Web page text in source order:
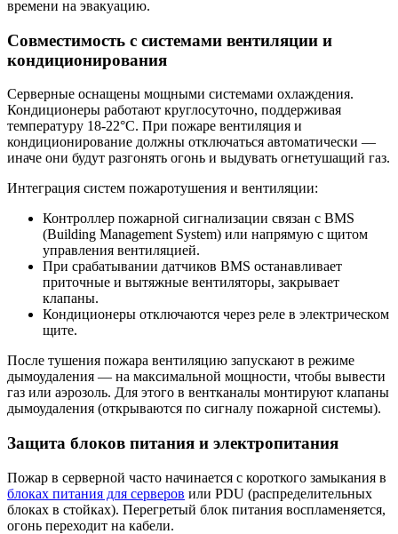
времени на эвакуацию.
Совместимость с системами вентиляции и
кондиционирования
Серверные оснащены мощными системами охлаждения.
Кондиционеры работают круглосуточно, поддерживая
температуру 18-22°C. При пожаре вентиляция и
кондиционирование должны отключаться автоматически —
иначе они будут разгонять огонь и выдувать огнетушащий газ.
Интеграция систем пожаротушения и вентиляции:
Контроллер пожарной сигнализации связан с BMS
(Building Management System) или напрямую с щитом
управления вентиляцией.
При срабатывании датчиков BMS останавливает
приточные и вытяжные вентиляторы, закрывает
клапаны.
Кондиционеры отключаются через реле в электрическом
щите.
После тушения пожара вентиляцию запускают в режиме
дымоудаления — на максимальной мощности, чтобы вывести
газ или аэрозоль. Для этого в вентканалы монтируют клапаны
дымоудаления (открываются по сигналу пожарной системы).
Защита блоков питания и электропитания
Пожар в серверной часто начинается с короткого замыкания в
блоках питания для серверов или PDU (распределительных
блоках в стойках). Перегретый блок питания воспламеняется,
огонь переходит на кабели.